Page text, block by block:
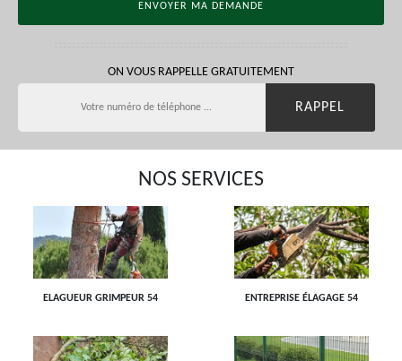
ON VOUS RAPPELLE GRATUITEMENT
NOS SERVICES
ELAGUEUR GRIMPEUR 54 ENTREPRISE ÉLAGAGE 54